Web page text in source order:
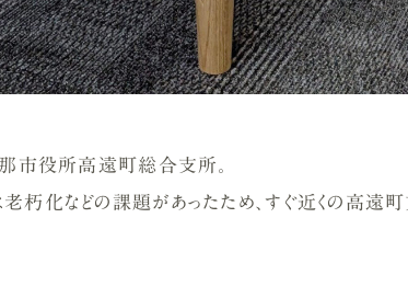
市役所高遠町総合支所。
朽化などの課題があったため、すぐ近くの高遠